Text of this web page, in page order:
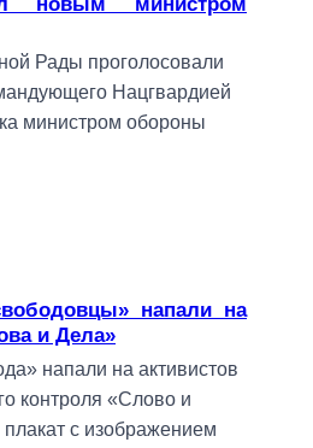
Рады проголосовали
Нацгвардией
министром обороны
напали на
и Дела»
напали на активистов
контроля «Слово и
с изображением